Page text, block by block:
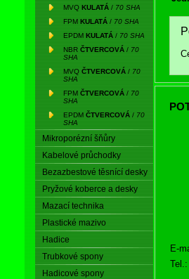
MVQ KULATÁ / 70 SHA
FPM KULATÁ / 70 SHA
EPDM KULATÁ / 70 SHA
NBR ČTVERCOVÁ / 70
SHA
MVQ ČTVERCOVÁ / 70
SHA
FPM ČTVERCOVÁ / 70
SHA
EPDM ČTVERCOVÁ / 70
SHA
Mikroporézní šňůry
Kabelové průchodky
Bezazbestové těsnící desky
Pryžové koberce a desky
Mazací technika
Plastické mazivo
Hadice
Trubkové spony
Hadicové spony
E-
Tel.: